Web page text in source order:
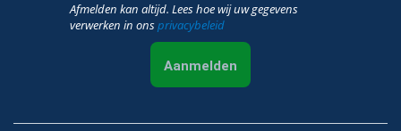
Afmelden kan altijd. Lees hoe wij uw gegevens
verwerken in onsprivacybeleid
Aanmelden